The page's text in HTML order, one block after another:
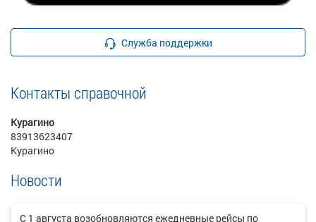
Служба поддержки
Контакты справочной
Курагино
83913623407
Курагино
Новости
С 1 августа возобновляются ежедневные рейсы по